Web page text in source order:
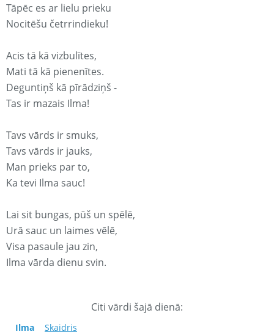
Tāpēc es ar lielu prieku
Nocitēšu četrrindieku!
Acis tā kā vizbulītes,
Mati tā kā pienenītes.
Deguntiņš kā pīrādziņš -
Tas ir mazais Ilma!
Tavs vārds ir smuks,
Tavs vārds ir jauks,
Man prieks par to,
Ka tevi Ilma sauc!
Lai sit bungas, pūš un spēlē,
Urā sauc un laimes vēlē,
Visa pasaule jau zin,
Ilma vārda dienu svin.
Citi vārdi šajā dienā:
Ilma Skaidris